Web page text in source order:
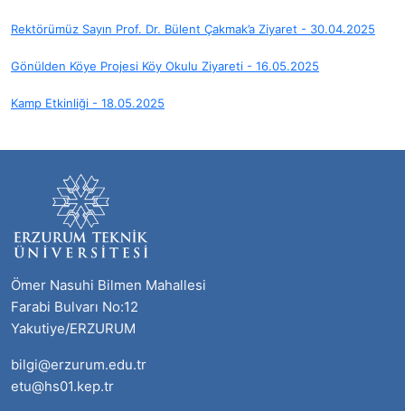
Rektörümüz Sayın Prof. Dr. Bülent Çakmak’a Ziyaret - 30.04.2025
Gönülden Köye Projesi Köy Okulu Ziyareti - 16.05.2025
Kamp Etkinliği - 18.05.2025
Ömer Nasuhi Bilmen Mahallesi
Farabi Bulvarı No:12
Yakutiye/ERZURUM
bilgi@erzurum.edu.tr
etu@hs01.kep.tr